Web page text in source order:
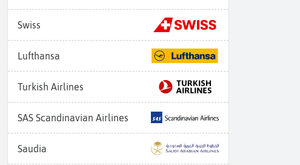
Swiss
Lufthansa
Turkish Airlines
SAS Scandinavian Airlines
Saudia